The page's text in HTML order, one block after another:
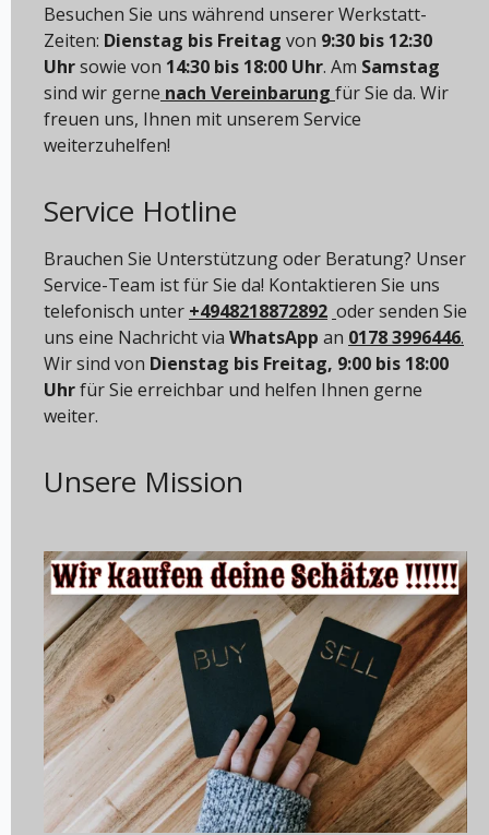
Besuchen Sie uns während unserer Werkstatt-
Zeiten: Dienstag bis Freitag von 9:30 bis 12:30
Uhrsowie von 14:30 bis 18:00 Uhr. Am Samstag
sind wir gerne nach Vereinbarung für Sie da. Wir
freuen uns, Ihnen mit unserem Service
weiterzuhelfen!
Service Hotline
Brauchen Sie Unterstützung oder Beratung? Unser
Service-Team ist für Sie da! Kontaktieren Sie uns
telefonisch unter +4948218872892 oder senden Sie
uns eine Nachricht via WhatsApp an 0178 3996446.
Wir sind von Dienstag bis Freitag, 9:00 bis 18:00
Uhrfür Sie erreichbar und helfen Ihnen gerne
weiter.
Unsere Mission